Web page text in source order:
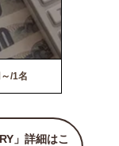
/1名
」詳細はこ